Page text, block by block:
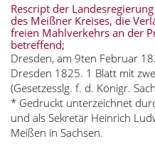
Rescript der
des Meißner Kreises, die
freien Mahlverkehrs an der
betreffend;
Dresden, am 9ten Februar
Dresden 1825. 1 Blatt mit
(Gesetzesslg. f. d. Königr.
* Gedruckt unterzeichnet
und als Sekretär Heinrich
Meißen in Sachsen.